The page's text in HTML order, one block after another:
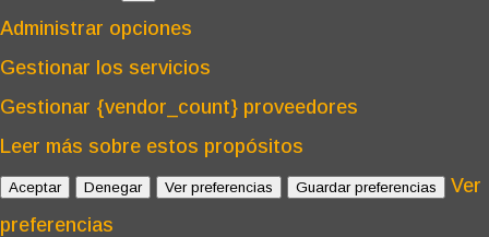
Administrar opciones
Gestionar los servicios
Gestionar {vendor_count} proveedores
Leer más sobre estos propósitos
Aceptar Denegar Ver preferencias Guardar preferencias
Ver
preferencias